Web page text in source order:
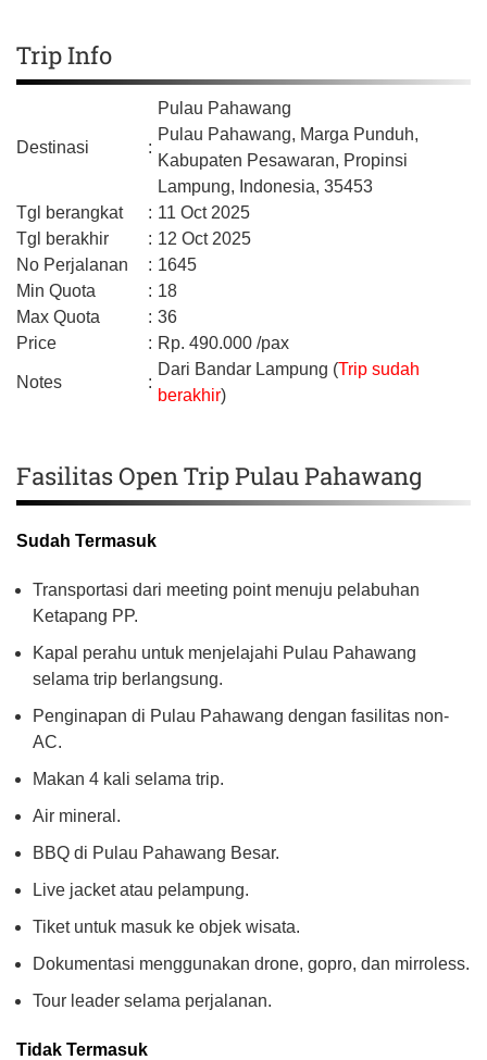
Trip Info
Destinasi :
Pulau Pahawang
Pulau Pahawang, Marga Punduh,
Kabupaten Pesawaran, Propinsi
Lampung, Indonesia, 35453
Tgl berangkat
: 11 Oct 2025
Tgl berakhir
: 12 Oct 2025
No Perjalanan
: 1645
Min Quota
: 18
Max Quota
: 36
Price
: Rp. 490.000 /pax
Notes :
Dari Bandar Lampung (Trip sudah
berakhir)
Fasilitas Open Trip Pulau Pahawang
Sudah Termasuk
Transportasi dari meeting point menuju pelabuhan
Ketapang PP.
Kapal perahu untuk menjelajahi Pulau Pahawang
selama trip berlangsung.
Penginapan di Pulau Pahawang dengan fasilitas non-
AC.
Makan 4 kali selama trip.
Air mineral.
BBQ di Pulau Pahawang Besar.
Live jacket atau pelampung.
Tiket untuk masuk ke objek wisata.
Dokumentasi menggunakan drone, gopro, dan mirroless.
Tour leader selama perjalanan.
Tidak Termasuk